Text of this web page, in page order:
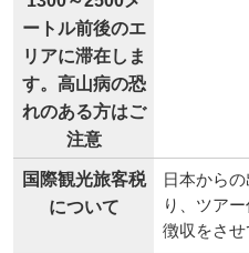
ートル前後のエ
リアに滞在しま
す。高山病の恐
れのある方はご
注意
国際観光旅客税
について
日本から
り、ツア
徴収をさせ